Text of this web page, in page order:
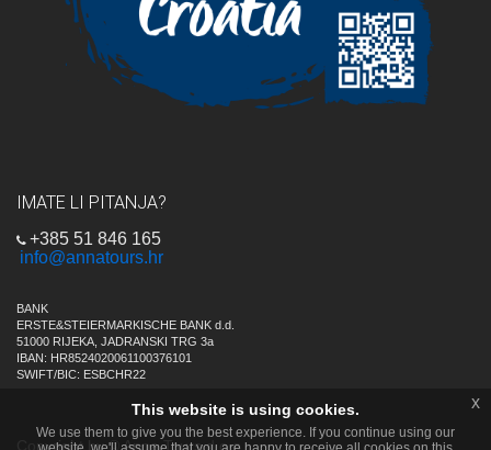
IMATE LI PITANJA?
+385 51 846 165
info@annatours.hr
BANK
ERSTE&STEIERMARKISCHE BANK d.d.
51000 RIJEKA, JADRANSKI TRG 3a
IBAN: HR8524020061100376101
SWIFT/BIC: ESBCHR22
Copyright by © Anna Tours d.o.o.
This website is using cookies.
We use them to give you the best experience. If you continue using our
x